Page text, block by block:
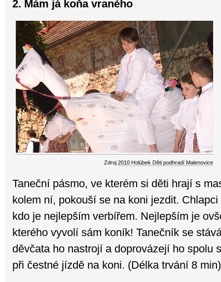
2. Mám já koňa vraného
Zdroj 2010 Holúbek Děti podhradí Malenovice
Taneční pásmo, ve kterém si děti hrají s
kolem ní, pokouší se na koni jezdit.
kdo je nejlepším verbířem. Nejlepším je
kterého vyvolí sám koník! Tanečník se
děvčata ho nastrojí a doprovázejí ho spolu
při čestné jízdě na koni. (Délka trvání 8 min)